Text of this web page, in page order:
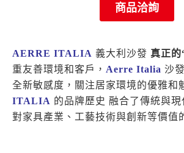
商品洽詢
AERRE ITALIA 義大利沙發 真正的
重友善環境和客戶， Aerre Italia 沙
全新敏感度，關注居家環境的優雅和
ITALIA 的品牌歷史 融合了傳統與
對家具產業、工藝技術與創新等價值